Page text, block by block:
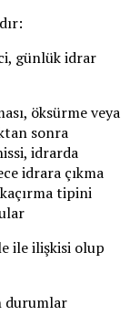
günlük idrar
öksürme veya
sonra
idrarda
idrara çıkma
tipini
ile ilişkisi olup
durumlar